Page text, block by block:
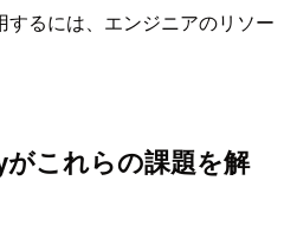
るには、エンジニアのリソー
これらの課題を解